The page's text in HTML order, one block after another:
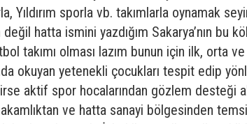
Yıldırım sporla vb. takımlarla oynamak
hatta ismini yazdığım Sakarya’nın bu
takımı olması lazım bunun için ilk, orta
okuyan yetenekli çocukları tespit edip
aktif spor hocalarından gözlem desteği
ve hatta sanayi bölgesinden